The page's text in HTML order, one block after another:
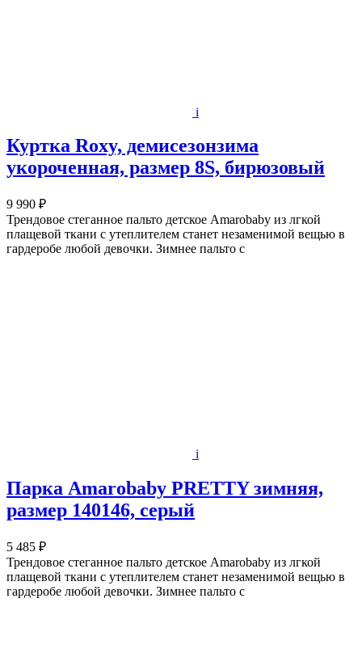
i
Куртка Roxy, демисезонзима
укороченная, размер 8S, бирюзовый
9 990 ₽
Трендовое стеганное пальто детское Amarobaby из лгкой
плащевой ткани c утеплителем станет незаменимой вещью в
гардеробе любой девочки. Зимнее пальто с
i
Парка Amarobaby PRETTY зимняя,
размер 140146, серый
5 485 ₽
Трендовое стеганное пальто детское Amarobaby из лгкой
плащевой ткани c утеплителем станет незаменимой вещью в
гардеробе любой девочки. Зимнее пальто с